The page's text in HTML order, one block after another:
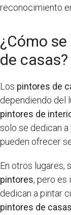
reconocimiento
¿Cómo
de casas?
Los pintores de
dependiendo del
pintores de
solo se dedican
pueden ofrecer
En otros lugares,
pintores, pero es
dedican a pintar
pintores de casas